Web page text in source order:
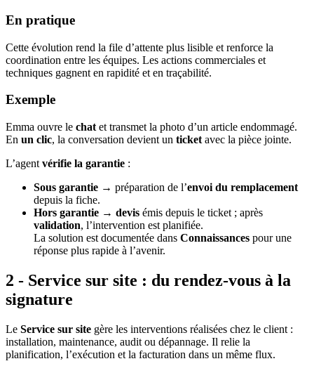
En pratique
Cette évolution rend la file d’attente plus lisible et renforce la
coordination entre les équipes. Les actions commerciales et
techniques gagnent en rapidité et en traçabilité.
Exemple
Emma ouvre le chat et transmet la photo d’un article endommagé.
En un clic, la conversation devient un ticket avec la pièce jointe.
L’agent vérifie la garantie :
Sous garantie → préparation de l’envoi du remplacement
depuis la fiche.
Hors garantie → devis émis depuis le ticket ; après
validation, l’intervention est planifiée.
La solution est documentée dans Connaissances pour une
réponse plus rapide à l’avenir.
2 - Service sur site : du rendez-vous à la
signature
Le Service sur site gère les interventions réalisées chez le client :
installation, maintenance, audit ou dépannage. Il relie la
planification, l’exécution et la facturation dans un même flux.